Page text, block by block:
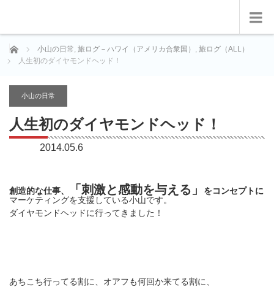
ホーム 小山の日常, 旅ログ－ハワイ（アメリカ合衆国） , 旅ログ（ALL）
人生初のダイヤモンドヘッド！
小山の日常
人生初のダイヤモンドヘッド！
2014.05.6
創造的な仕事、 「刺激と感動を与える」
をコンセプトに
マーケティングを支援している小山です。
ダイヤモンドヘッドに行ってきました！
あちこち行ってる割に、オアフも何回か来てる割に、